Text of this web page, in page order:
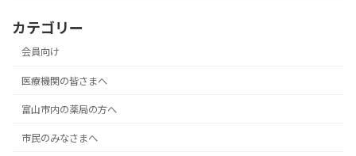
カテゴリー
会員向け
医療機関の皆さまへ
富山市内の薬局の方へ
市民のみなさまへ